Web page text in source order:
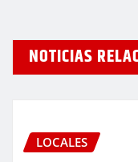
NOTICIAS
LOCALES